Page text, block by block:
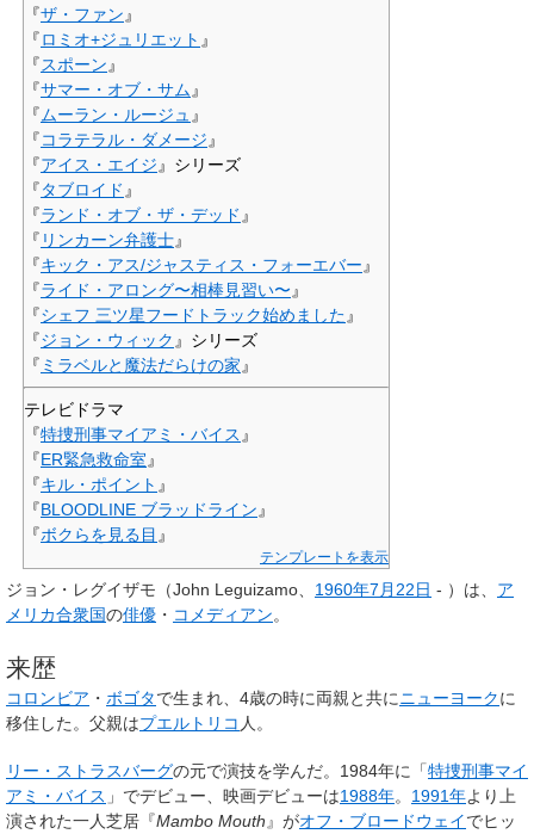
『ザ・ファン 』
『ロミオ+ジュリエット 』
『スポーン 』
『サマー・オブ・サム 』
『ムーラン・ルージュ 』
『コラテラル・ダメージ 』
『アイス・エイジ 』シリーズ
『タブロイド 』
『ランド・オブ・ザ・デッド 』
『 リンカーン弁護士』
『キック・アス/ジャスティス・フォーエバー 』
『ライド・アロング〜相棒見習い〜 』
『シェフ 三ツ星フードトラック始めました 』
『ジョン・ウィック 』シリーズ
『 ミラベルと魔法だらけの家 』
テレビドラマ
『特捜刑事マイアミ・バイス 』
『ER緊急救命室 』
『キル・ポイント 』
『BLOODLINE ブラッドライン 』
『ボクらを見る目 』
テンプレートを表示
ジョン・レグイザモ （John Leguizamo 1960年7月22日 - ）は、 ア
メリカ合衆国の俳優 ・ コメディアン。
来歴
コロンビア ・ ボゴタで生まれ、4歳の時に両親と共にニューヨークに
移住した。父親はプエルトリコ 人。
リー・ストラスバーグの元で演技を学んだ。1984年に「特捜刑事マイ
アミ・バイス 」でデビュー、映画デビューは1988年。 1991年より上
演された一人芝居『Mambo Mouth 』がオフ・ブロードウェイでヒッ